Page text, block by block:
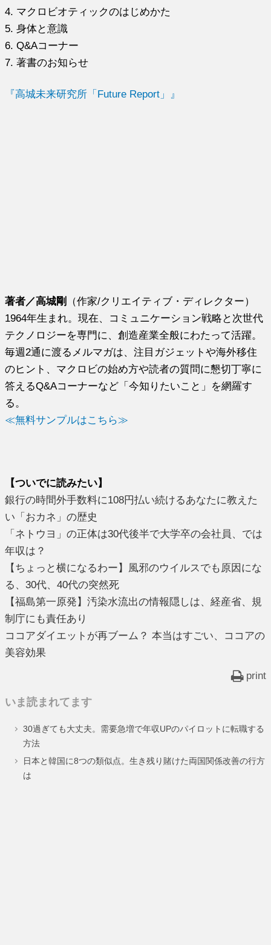
4. マクロビオティックのはじめかた
5. 身体と意識
6. Q&Aコーナー
7. 著書のお知らせ
『高城未来研究所「Future Report」』
著者／高城剛
（作家/クリエイティブ・ディレクター）
1964年生まれ。現在、コミュニケーション戦略と次世代
テクノロジーを専門に、創造産業全般にわたって活躍。
毎週2通に渡るメルマガは、注目ガジェットや海外移住
のヒント、マクロビの始め方や読者の質問に懇切丁寧に
答えるQ&Aコーナーなど「今知りたいこと」を網羅す
る。
≪無料サンプルはこちら≫
【ついでに読みたい】
銀行の時間外手数料に108円払い続けるあなたに教えた
い「おカネ」の歴史
「ネトウヨ」の正体は30代後半で大学卒の会社員、では
年収は？
【ちょっと横になるわー】風邪のウイルスでも原因にな
る、30代、40代の突然死
【福島第一原発】汚染水流出の情報隠しは、経産省、規
制庁にも責任あり
ココアダイエットが再ブーム？ 本当はすごい、ココアの
美容効果
print
いま読まれてます
30過ぎても大丈夫。需要急増で年収UPのパイロットに転職する
方法
日本と韓国に8つの類似点。生き残り賭けた両国関係改善の行方
は